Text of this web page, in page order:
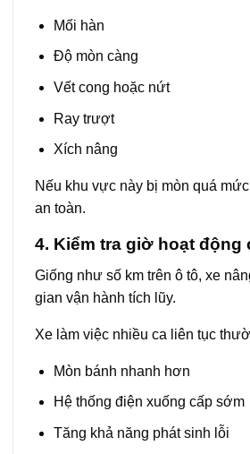
Mối hàn
Độ mòn càng
Vết cong hoặc nứt
Ray trượt
Xích nâng
Nếu khu vực này bị mòn quá
an toàn.
4. Kiểm tra giờ hoạt động
Giống như số km trên ô tô, xe
gian vận hành tích lũy.
Xe làm việc nhiều ca liên tục
Mòn bánh nhanh hơn
Hệ thống điện xuống cấp sớm
Tăng khả năng phát sinh lỗi